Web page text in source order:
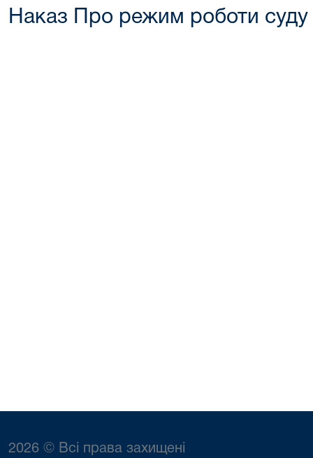
Наказ Про режим роботи суду
2026 © Всі права захищені